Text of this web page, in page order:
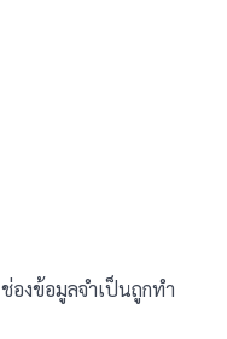
ช่องข้อมูลจำเป็นถูกทำ